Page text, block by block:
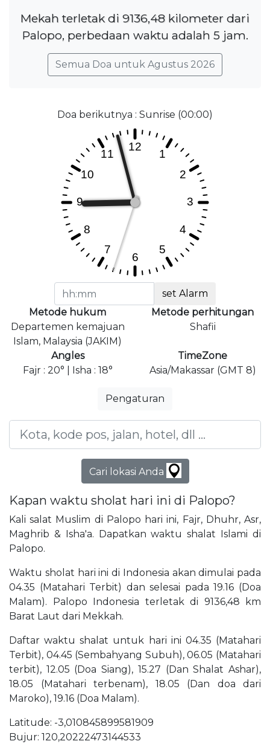
Mekah terletak di 9136,48 kilometer dari
Palopo, perbedaan waktu adalah 5 jam.
Semua Doa untuk Agustus 2026
Doa berikutnya : Sunrise (00:00)
set Alarm
Metode hukum
Departemen kemajuan
Islam, Malaysia (JAKIM)
Metode perhitungan
Shafii
Angles
Fajr : 20° | Isha : 18°
TimeZone
Asia/Makassar (GMT 8)
Pengaturan
Cari lokasi Anda
Kapan waktu sholat hari ini di Palopo?
Kali salat Muslim di Palopo hari ini, Fajr, Dhuhr, Asr,
Maghrib & Isha'a. Dapatkan waktu shalat Islami di
Palopo.
Waktu sholat hari ini di Indonesia akan dimulai pada
04.35 (Matahari Terbit) dan selesai pada 19.16 (Doa
Malam). Palopo Indonesia terletak di 9136,48 km
Barat Laut dari Mekkah.
Daftar waktu shalat untuk hari ini 04.35 (Matahari
Terbit), 04.45 (Sembahyang Subuh), 06.05 (Matahari
terbit), 12.05 (Doa Siang), 15.27 (Dan Shalat Ashar),
18.05 (Matahari terbenam), 18.05 (Dan doa dari
Maroko), 19.16 (Doa Malam).
Latitude: -3,010845899581909
Bujur: 120,20222473144533